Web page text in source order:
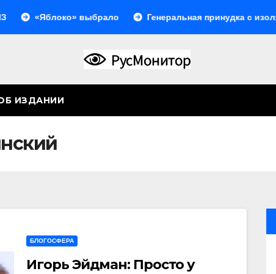
выбрало Генеральная принудка с изоляцией
ИЗДАНИИ
БЛОГОСФЕРА
Игорь Эйдман: Просто у